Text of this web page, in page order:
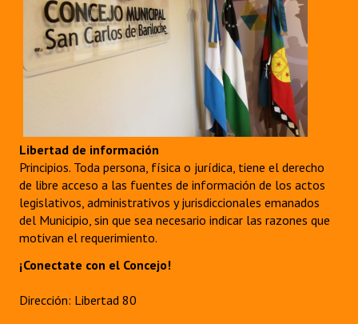
Libertad de información
Principios. Toda persona, física o jurídica, tiene el derecho
de libre acceso a las fuentes de información de los actos
legislativos, administrativos y jurisdiccionales emanados
del Municipio, sin que sea necesario indicar las razones que
motivan el requerimiento.
¡Conectate con el Concejo!
Dirección: Libertad 80